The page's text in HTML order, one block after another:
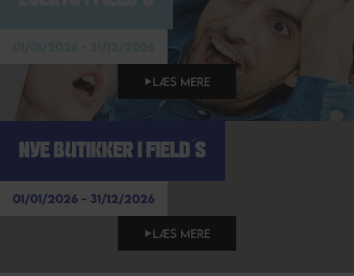
LÆS MERE
NYE BUTIKKER I FIELD´S
01/01/2026 - 31/12/2026
LÆS MERE